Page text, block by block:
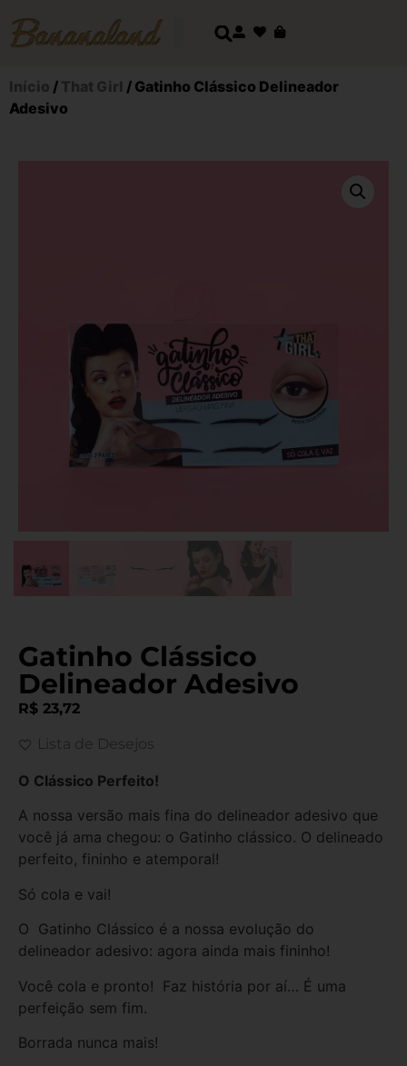
Início / That Girl / Gatinho Clássico Delineador
Adesivo
Gatinho Clássico
Delineador Adesivo
R$ 23,72
Lista de Desejos
O Clássico Perfeito!
A nossa versão mais fina do delineador adesivo que
você já ama chegou: o Gatinho clássico. O delineado
perfeito, fininho e atemporal!
Só cola e vai!
O Gatinho Clássico é a nossa evolução do
delineador adesivo: agora ainda mais fininho!
Você cola e pronto! Faz história por aí… É uma
perfeição sem fim.
Borrada nunca mais!